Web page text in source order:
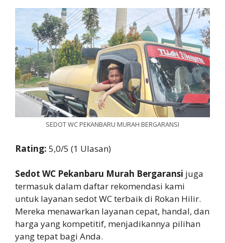
SEDOT WC PEKANBARU MURAH BERGARANSI
Rating: 5,0/5 (1 Ulasan)
Sedot WC Pekanbaru Murah Bergaransi juga
termasuk dalam daftar rekomendasi kami
untuk layanan sedot WC terbaik di Rokan Hilir.
Mereka menawarkan layanan cepat, handal, dan
harga yang kompetitif, menjadikannya pilihan
yang tepat bagi Anda.